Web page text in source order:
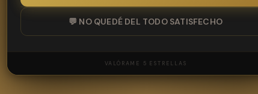
💬 NO QUEDÉ DEL TODO SATISFECHO
VALÓRAME 5 ESTRELLAS